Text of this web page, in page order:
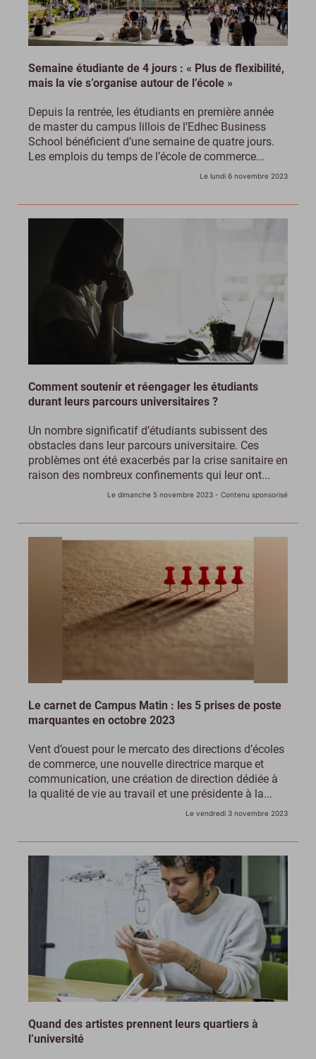
Semaine étudiante de 4 jours : « Plus de flexibilité,
mais la vie s’organise autour de l’école »
Depuis la rentrée, les étudiants en première année
de master du campus lillois de l’Edhec Business
School bénéficient d’une semaine de quatre jours.
Les emplois du temps de l’école de commerce...
Le lundi 6 novembre 2023
Comment soutenir et réengager les étudiants
durant leurs parcours universitaires ?
Un nombre significatif d’étudiants subissent des
obstacles dans leur parcours universitaire. Ces
problèmes ont été exacerbés par la crise sanitaire en
raison des nombreux confinements qui leur ont...
Le dimanche 5 novembre 2023 - Contenu sponsorisé
Le carnet de Campus Matin : les 5 prises de poste
marquantes en octobre 2023
Vent d’ouest pour le mercato des directions d’écoles
de commerce, une nouvelle directrice marque et
communication, une création de direction dédiée à
la qualité de vie au travail et une présidente à la...
Le vendredi 3 novembre 2023
Quand des artistes prennent leurs quartiers à
l’université